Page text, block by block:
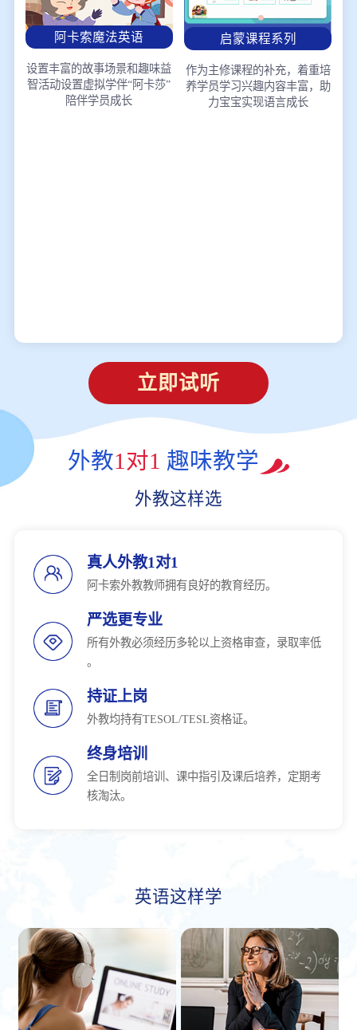
阿卡索魔法英语
设置丰富的故事场景和趣味益
智活动设置虚拟学伴“阿卡莎”
陪伴学员成长
启蒙课程系列
作为主修课程的补充，着重培
养学员学习兴趣内容丰富，助
力宝宝实现语言成长
立即试听
外教1对1 趣味教学
外教这样选
真人外教1对1
阿卡索外教教师拥有良好的教育经历。
严选更专业
所有外教必须经历多轮以上资格审查，录取率低
。
持证上岗
外教均持有TESOL/TESL资格证。
终身培训
全日制岗前培训、课中指引及课后培养，定期考
核淘汰。
英语这样学